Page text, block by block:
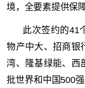
境，全要素提供保
此次签约的41
物产中大、招商银
湾、隆基绿能、西
批世界和中国500